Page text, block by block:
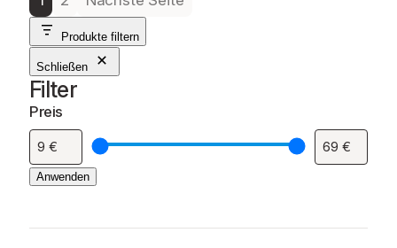
Produkte filtern
Schließen
Filter
Preis
Anwenden